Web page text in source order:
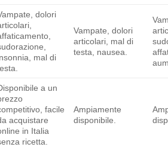
dolori
mal di
Vampate, dolori
articolari, mal di
testa, nausea.
a un
facile
acquistare
in Italia
ricetta
Ampiamente
disponibile.